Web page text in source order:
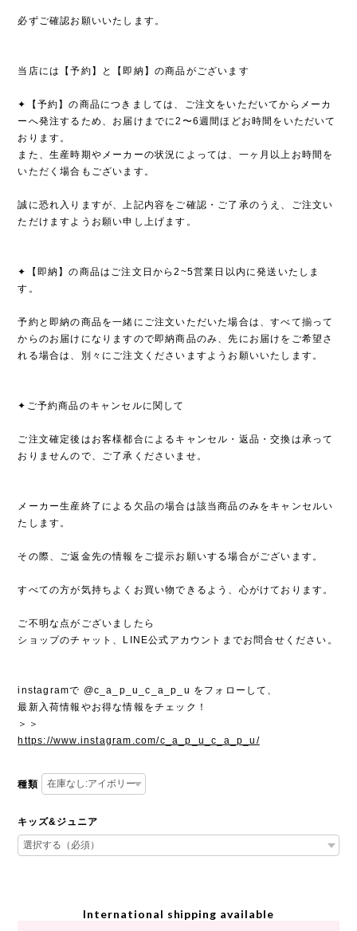
必ずご確認お願いいたします。
当店には【予約】と【即納】の商品がございます
✦【予約】の商品につきましては、ご注文をいただいてからメーカ
ーへ発注するため、お届けまでに2〜6週間ほどお時間をいただいて
おります。
また、生産時期やメーカーの状況によっては、一ヶ月以上お時間を
いただく場合もございます。
誠に恐れ入りますが、上記内容をご確認・ご了承のうえ、ご注文い
ただけますようお願い申し上げます。
✦【即納】の商品はご注文日から2~5営業日以内に発送いたしま
す。
予約と即納の商品を一緒にご注文いただいた場合は、すべて揃って
からのお届けになりますので即納商品のみ、先にお届けをご希望さ
れる場合は、別々にご注文くださいますようお願いいたします。
✦ご予約商品のキャンセルに関して
ご注文確定後はお客様都合によるキャンセル・返品・交換は承って
おりませんので、ご了承くださいませ。
メーカー生産終了による欠品の場合は該当商品のみをキャンセルい
たします。
その際、ご返金先の情報をご提示お願いする場合がございます。
すべての方が気持ちよくお買い物できるよう、心がけております。
ご不明な点がございましたら
ショップのチャット、LINE公式アカウントまでお問合せください。
instagramで @c_a_p_u_c_a_p_u をフォローして、
最新入荷情報やお得な情報をチェック！
＞＞
https://www.instagram.com/c_a_p_u_c_a_p_u/
種類
キッズ&ジュニア
International shipping available